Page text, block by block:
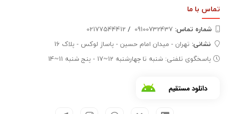
تماس با ما
شماره تماس‌: /
02177544412
نشانی: تهران - میدان امام حسین - پاساژ لوکس - پلاک 16
پاسخگوی تلفنی: شنبه تا چهارشنبه 12~17 - پنج شنبه 11~14